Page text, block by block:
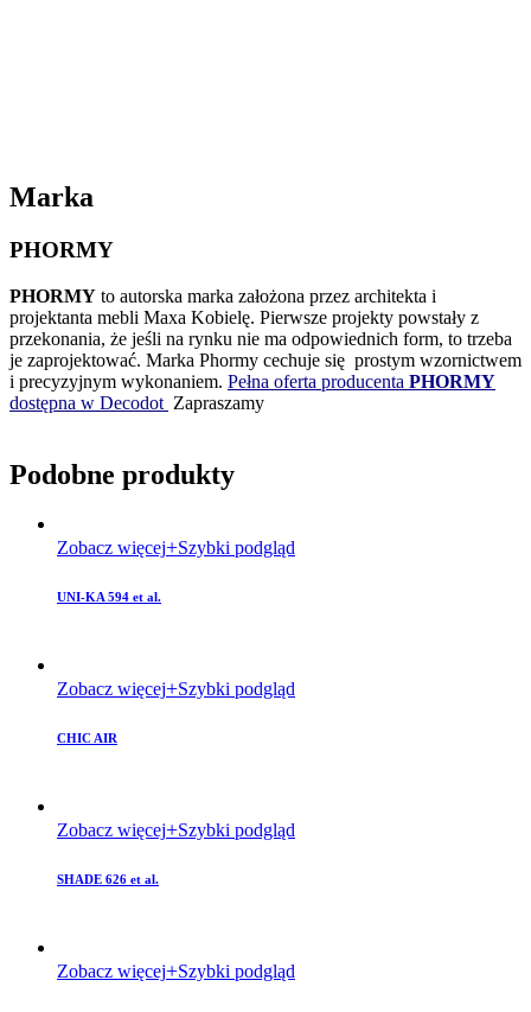
Marka
PHORMY
PHORMY to autorska marka założona przez architekta i
projektanta mebli Maxa Kobielę. Pierwsze projekty powstały z
przekonania, że jeśli na rynku nie ma odpowiednich form, to trzeba
je zaprojektować. Marka Phormy cechuje się prostym wzornictwem
i precyzyjnym wykonaniem. Pełna oferta producenta PHORMY
dostępna w Decodot Zapraszamy
Podobne produkty
Zobacz więcej Szybki podgląd
UNI-KA 594 et al.
Zobacz więcej Szybki podgląd
CHIC AIR
Zobacz więcej Szybki podgląd
SHADE 626 et al.
Zobacz więcej Szybki podgląd